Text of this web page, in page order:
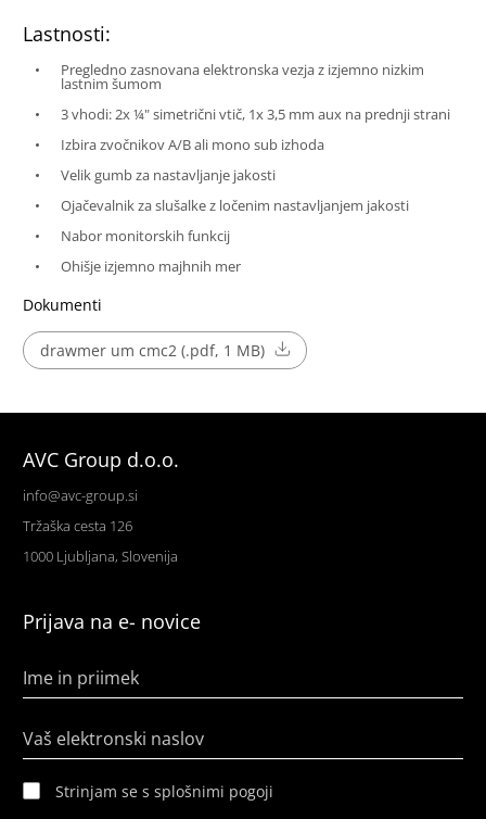
Lastnosti:
Pregledno zasnovana elektronska vezja z izjemno nizkim
lastnim šumom
3 vhodi: 2x ¼" simetrični vtič, 1x 3,5 mm aux na prednji strani
Izbira zvočnikov A/B ali mono sub izhoda
Velik gumb za nastavljanje jakosti
Ojačevalnik za slušalke z ločenim nastavljanjem jakosti
Nabor monitorskih funkcij
Ohišje izjemno majhnih mer
Dokumenti
drawmer um cmc2 (.pdf, 1 MB)
AVC Group d.o.o.
info@avc-group.si
Tržaška cesta 126
1000 Ljubljana, Slovenija
Prijava na e- novice
Ime in priimek
Vaš elektronski naslov
Strinjam se s splošnimi pogoji